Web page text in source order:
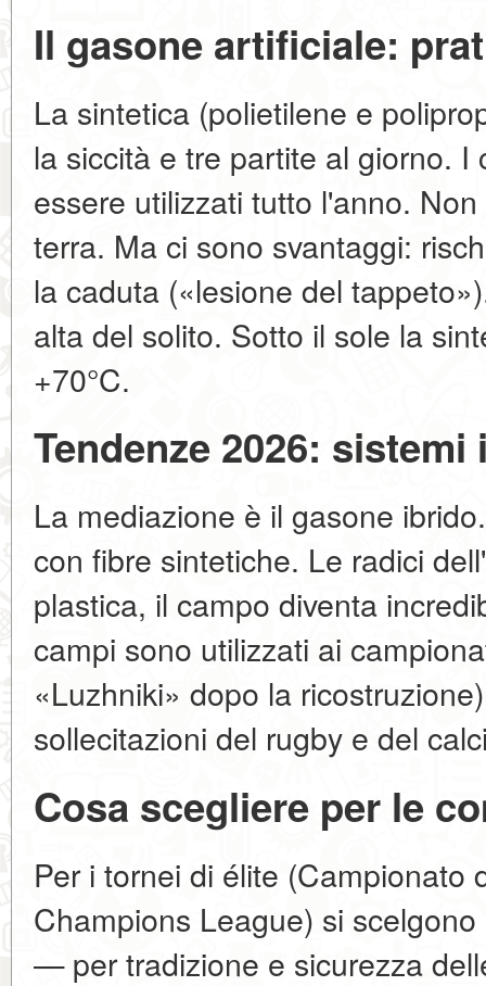
Il gasone artificiale:
La sintetica (polietilene e
la siccità e tre partite al giorno.
essere utilizzati tutto l'anno.
terra. Ma ci sono svantaggi:
la caduta («lesione del
alta del solito. Sotto il sole la
+70°C.
Tendenze 2026:
La mediazione è il gasone
con fibre sintetiche. Le radici
plastica, il campo diventa
campi sono utilizzati ai
«Luzhniki» dopo la
sollecitazioni del rugby e del
Cosa scegliere per le
Per i tornei di élite (Campionato
Champions League) si
— per tradizione e sicurezza